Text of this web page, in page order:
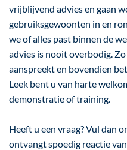
vrijblijvend advies en gaan
gebruiksgewoonten in en
we of alles past binnen de
advies is nooit overbodig.
aanspreekt en bovendien
Leek bent u van harte
demonstratie of training.
Heeft u een vraag? Vul dan
ontvangt spoedig reactie